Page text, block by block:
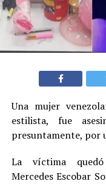
Una mujer
estilista, fue
presuntamente, por
La víctima
Mercedes Escobar